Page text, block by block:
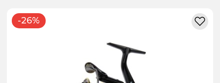
-26%